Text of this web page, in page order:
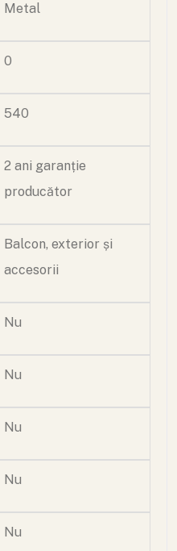
Metal
0
540
2 ani garanție
producător
Balcon, exterior și
accesorii
Nu
Nu
Nu
Nu
Nu